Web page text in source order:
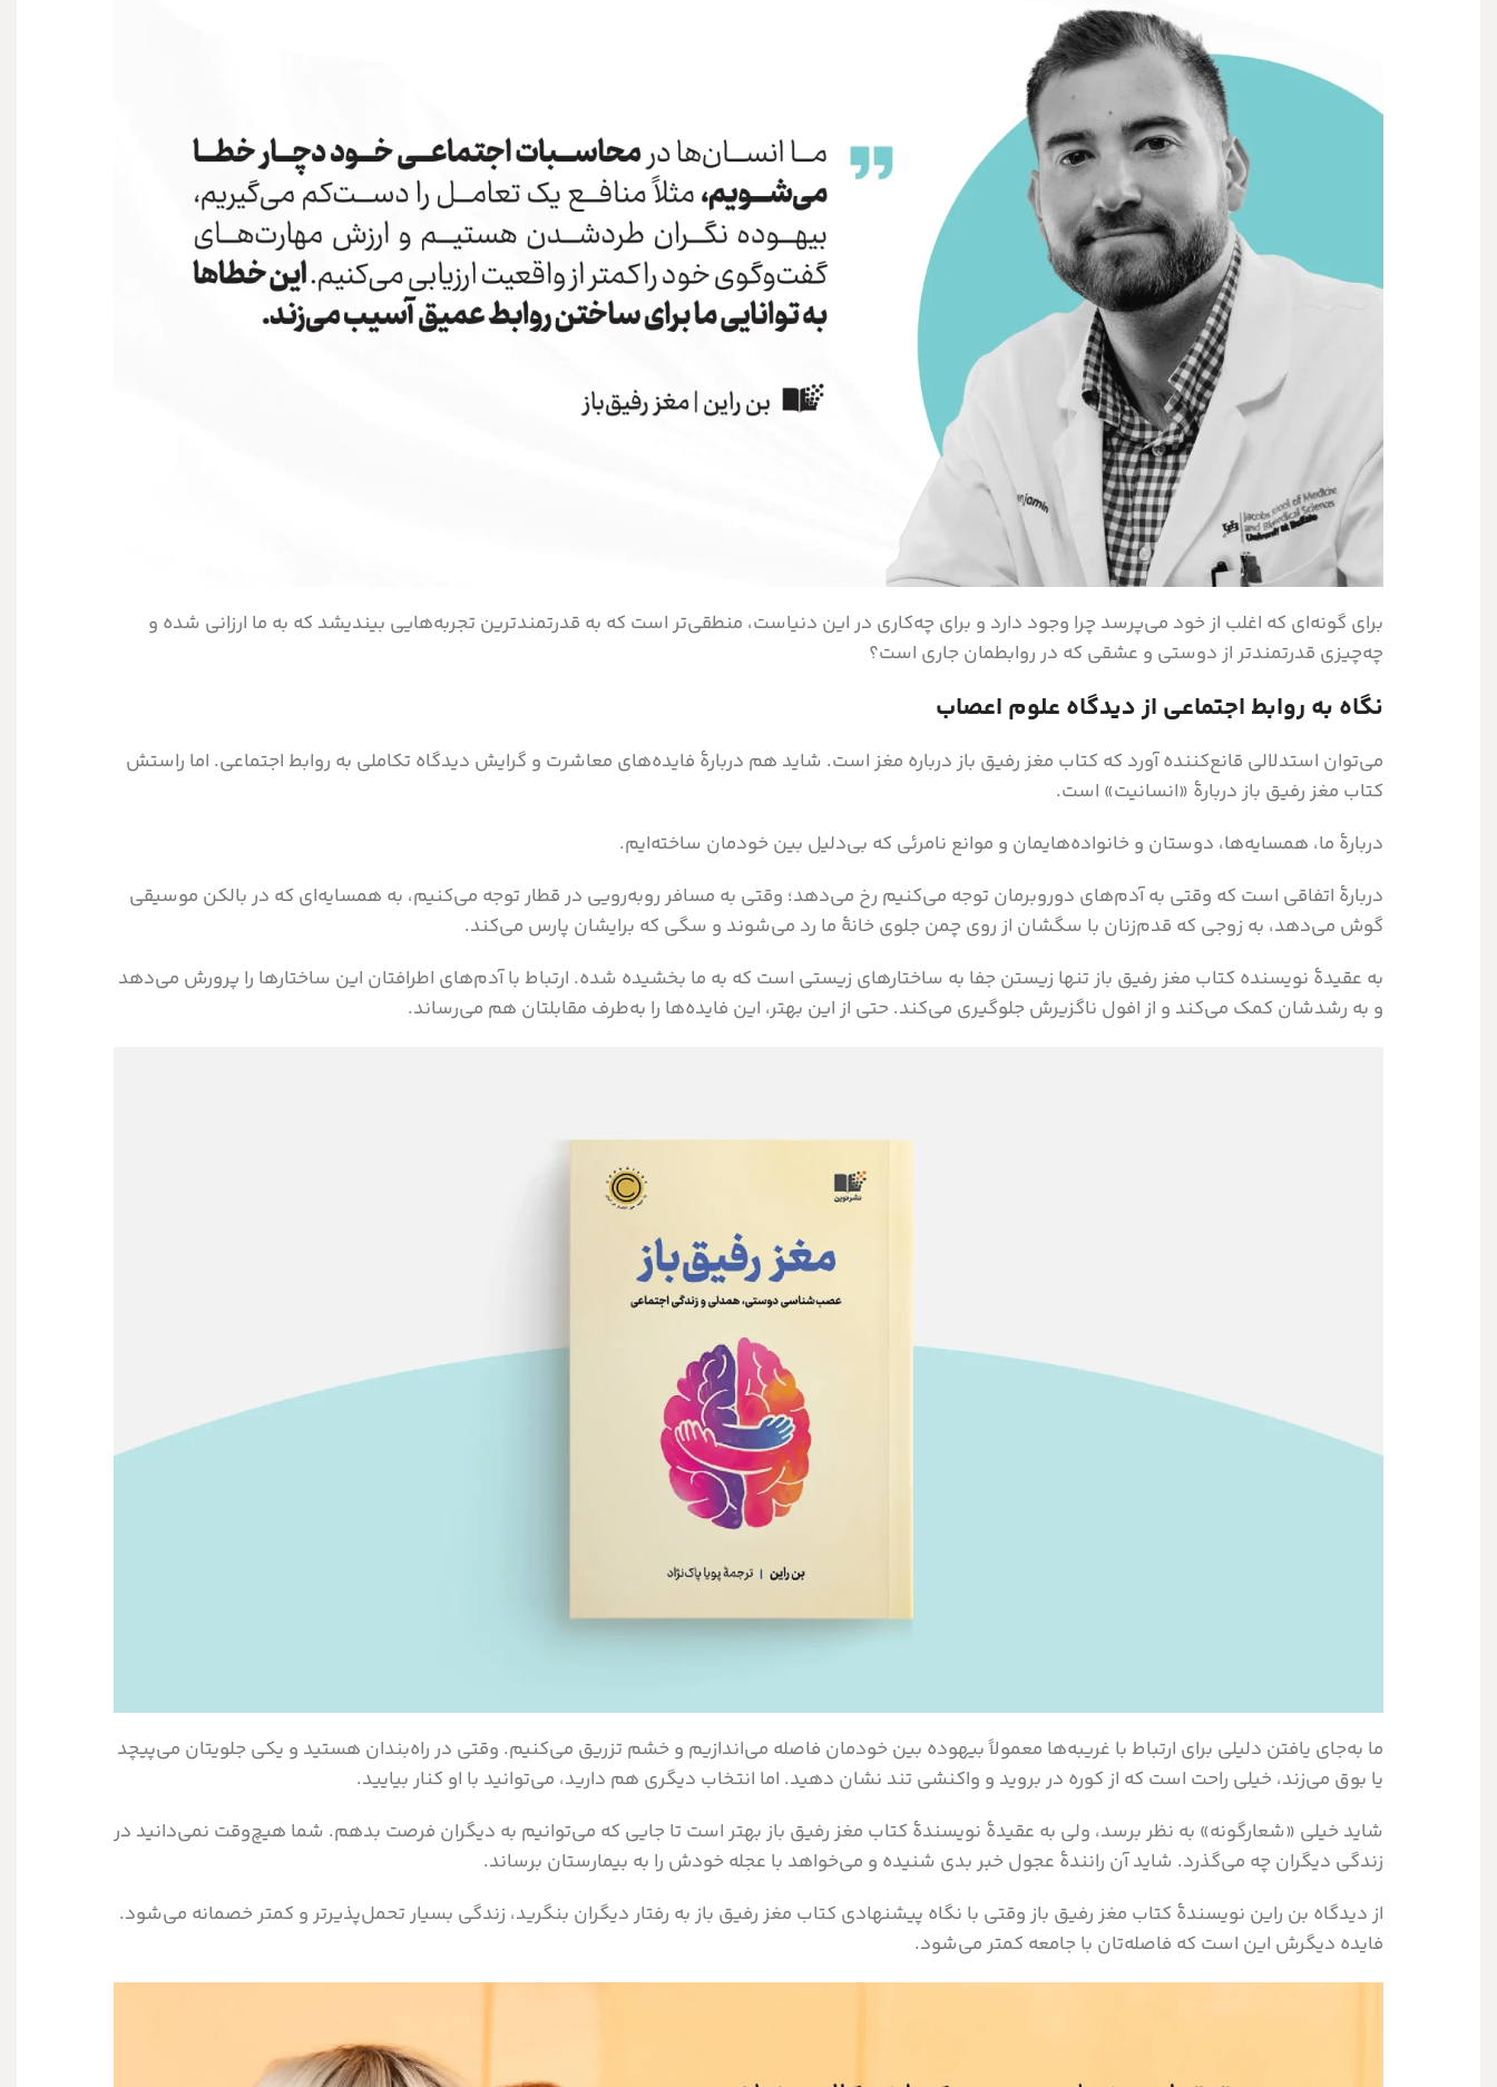
برای گونه‌ای که اغلب از خود می‌پرسد چرا وجود دارد و برای چه‌کاری در این دنیاست، منطقی‌تر است که به قدرتمندترین تجربه‌هایی بیندیشد که به ما ارزانی شده و
چه‌چیزی قدرتمندتر از دوستی و عشقی که در روابطمان جاری است؟
نگاه به روابط اجتماعی از دیدگاه علوم اعصاب
می‌توان استدلالی قانع‌کننده آورد که کتاب مغز رفیق باز درباره مغز است. شاید هم دربارۀ فایده‌های معاشرت و گرایش دیدگاه تکاملی به روابط اجتماعی. اما راستش
کتاب مغز رفیق باز دربارۀ «انسانیت» است.
دربارۀ ما، همسایه‌ها، دوستان و خانواده‌هایمان و موانع نامرئی که بی‌دلیل بین خودمان ساخته‌ایم.
دربارۀ اتفاقی است که وقتی به آدم‌های دوروبرمان توجه می‌کنیم رخ می‌دهد؛ وقتی به مسافر روبه‌رویی در قطار توجه می‌کنیم، به همسایه‌ای که در بالکن موسیقی
گوش می‌دهد، به زوجی که قدم‌زنان با سگشان از روی چمن جلوی خانۀ ما رد می‌شوند و سگی که برایشان پارس می‌کند.
به عقیدهٔ نویسنده کتاب مغز رفیق باز تنها زیستن جفا به ساختارهای زیستی است که به ما بخشیده شده. ارتباط با آدم‌های اطرافتان این ساختارها را پرورش می‌دهد
و به رشدشان کمک می‌کند و از افول ناگزیرش جلوگیری می‌کند. حتی از این بهتر، این فایده‌ها را به‌طرف مقابلتان هم می‌رساند.
ما به‌جای یافتن دلیلی برای ارتباط با غریبه‌ها معمولاً بیهوده بین خودمان فاصله می‌اندازیم و خشم تزریق می‌کنیم. وقتی در راه‌بندان هستید و یکی جلویتان می‌پیچد
یا بوق می‌زند، خیلی راحت است که از کوره در بروید و واکنشی تند نشان دهید. اما انتخاب دیگری هم دارید، می‌توانید با او کنار بیایید.
شاید خیلی «شعارگونه» به نظر برسد، ولی به عقیدهٔ نویسندهٔ‌ کتاب مغز رفیق باز بهتر است تا جایی که می‌توانیم به دیگران فرصت بدهم. شما هیچ‌وقت نمی‌دانید در
زندگی دیگران چه می‌گذرد. شاید آن رانندۀ عجول خبر بدی شنیده و می‌خواهد با عجله خودش را به بیمارستان برساند.
از دیدگاه بن راین نویسندهٔ کتاب مغز رفیق باز وقتی با نگاه پیشنهادی کتاب مغز رفیق باز به رفتار دیگران بنگرید، زندگی بسیار تحمل‌پذیرتر و کمتر خصمانه می‌شود.
فایده دیگرش این است که فاصله‌تان با جامعه کمتر می‌شود.